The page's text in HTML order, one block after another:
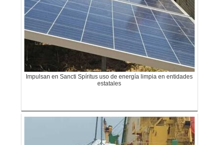
Impulsan en Sancti Spíritus uso de energía limpia en entidades
estatales